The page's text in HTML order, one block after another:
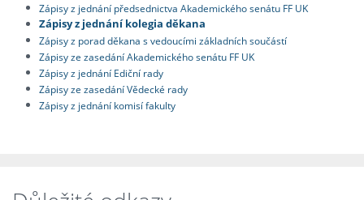
Zápisy z jednání předsednictva Akademického senátu FF UK
Zápisy z jednání kolegia děkana
Zápisy z porad děkana s vedoucími základních součástí
Zápisy ze zasedání Akademického senátu FF UK
Zápisy z jednání Ediční rady
Zápisy ze zasedání Vědecké rady
Zápisy z jednání komisí fakulty